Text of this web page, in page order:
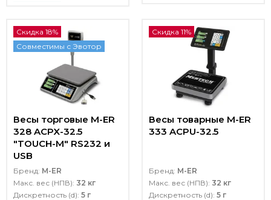
Скидка 18%
Совместимы с Эвотор
Весы торговые M-ER
328 ACPX-32.5
"TOUCH-M" RS232 и
USB
Бренд: M-ER
Макс. вес (НПВ): 32 кг
Дискретность (d): 5 г
Скидка 11%
Весы товарные M-ER
333 ACPU-32.5
Бренд: M-ER
Макс. вес (НПВ): 32 кг
Дискретность (d): 5 г